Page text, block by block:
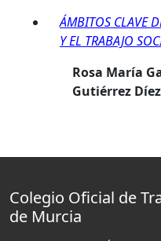
ÁMBITOS CLAVE
Y EL TRABAJO
Rosa María
Gutiérrez Díez
Colegio Oficial de
de Murcia